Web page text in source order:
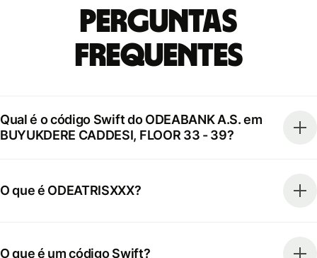
Perguntas
frequentes
Qual é o código Swift do ODEABANK A.S. em
BUYUKDERE CADDESI, FLOOR 33 - 39?
O que é ODEATRISXXX?
O que é um código Swift?